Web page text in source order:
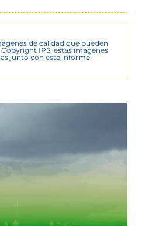
de calidad que pueden
IPS, estas imágenes
junto con este informe